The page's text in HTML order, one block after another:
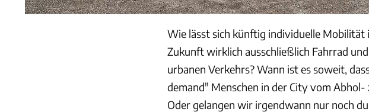
Wie lässt sich künftig individuelle Mobilität
Zukunft wirklich ausschließlich Fahrrad
urbanen Verkehrs? Wann ist es soweit,
demand" Menschen in der City vom
Oder gelangen wir irgendwann nur noch